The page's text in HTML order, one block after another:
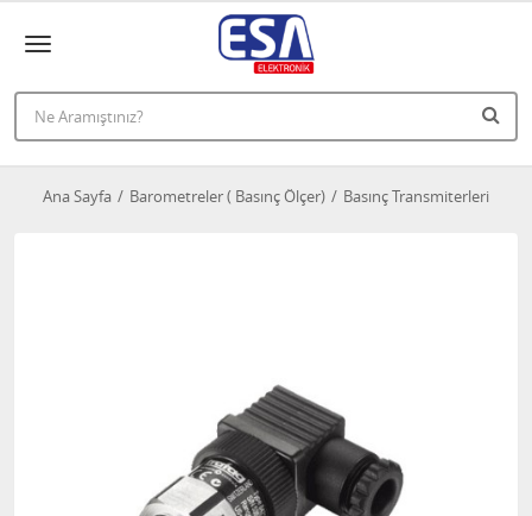
Ana Sayfa Barometreler ( Basınç Ölçer) Basınç Transmiterleri